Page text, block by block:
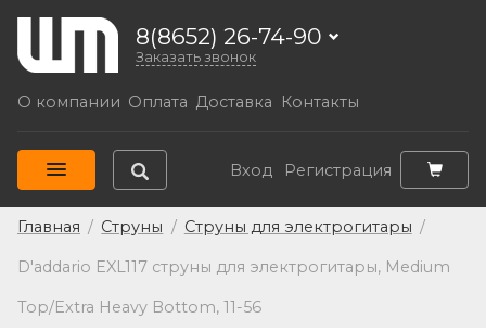
8(8652) 26-74-90
Заказать звонок
О компании Оплата Доставка Контакты
Вход Регистрация
Главная / Струны / Струны для электрогитары /
D'addario EXL117 струны для электрогитары, Medium
Top/Extra Heavy Bottom, 11-56